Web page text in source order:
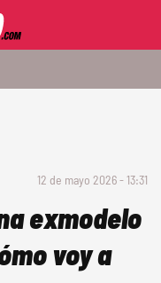
12 de mayo 2026 - 13:31
exmodelo
voy a